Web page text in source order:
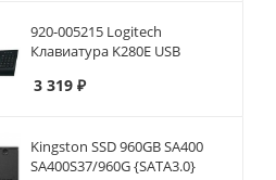
920-005215 Logitech
Клавиатура K280E USB
3 319 ₽
Kingston SSD 960GB SA400
SA400S37/960G {SATA3.0}